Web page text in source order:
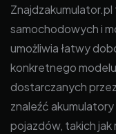
samochodowych i
umożliwia łatwy
konkretnego
dostarczanych
znaleźć
pojazdów, takich jak